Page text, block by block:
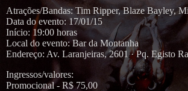
Atrações/Bandas: Tim Ripper, Blaze Bayley,
Data do evento: 17/01/15
Início: 19:00 horas
Local do evento: Bar da Montanha
Endereço: Av. Laranjeiras, 2601 · Pq. Egisto
Ingressos/valores:
Promocional - R$ 75,00